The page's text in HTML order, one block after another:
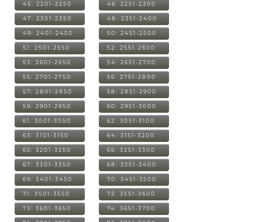
45: 2201-2250 46: 2251-2300
47: 2301-2350 48: 2351-2400
49: 2401-2450 50: 2451-2500
51: 2501-2550 52: 2551-2600
53: 2601-2650 54: 2651-2700
55: 2701-2750 56: 2751-2800
57: 2801-2850 58: 2851-2900
59: 2901-2950 60: 2951-3000
61: 3001-3050 62: 3051-3100
63: 3101-3150 64: 3151-3200
65: 3201-3250 66: 3251-3300
67: 3301-3350 68: 3351-3400
69: 3401-3450 70: 3451-3500
71: 3501-3550 72: 3551-3600
73: 3601-3650 74: 3651-3700